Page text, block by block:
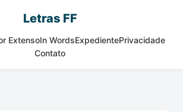
Letras FF
ExtensoIn WordsExpedientePrivacidade
Contato